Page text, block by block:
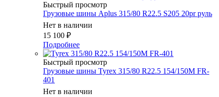
Быстрый просмотр
Грузовые шины Aplus 315/80 R22.5 S205 20pr руль
Нет в наличии
15 100 ₽
Подробнее
Быстрый просмотр
Грузовые шины Tyrex 315/80 R22.5 154/150M FR-
401
Нет в наличии